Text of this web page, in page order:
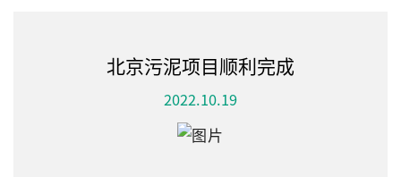
北京污泥项目顺利完成
2022.10.19